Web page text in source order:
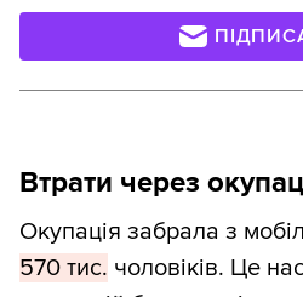
Втрати через
Окупація забрала з
570 тис. чоловіків. Це